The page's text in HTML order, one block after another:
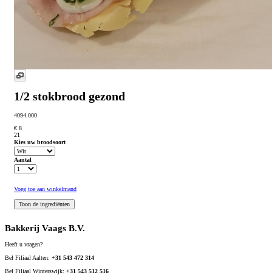
1/2 stokbrood gezond
4094.000
€ 8
21
Kies uw broodsoort
Aantal
Voeg toe aan winkelmand
Bakkerij Vaags B.V.
Heeft u vragen?
Bel Filiaal Aalten: +31 543 472 314
Bel Filiaal Winterswijk: +31 543 512 516